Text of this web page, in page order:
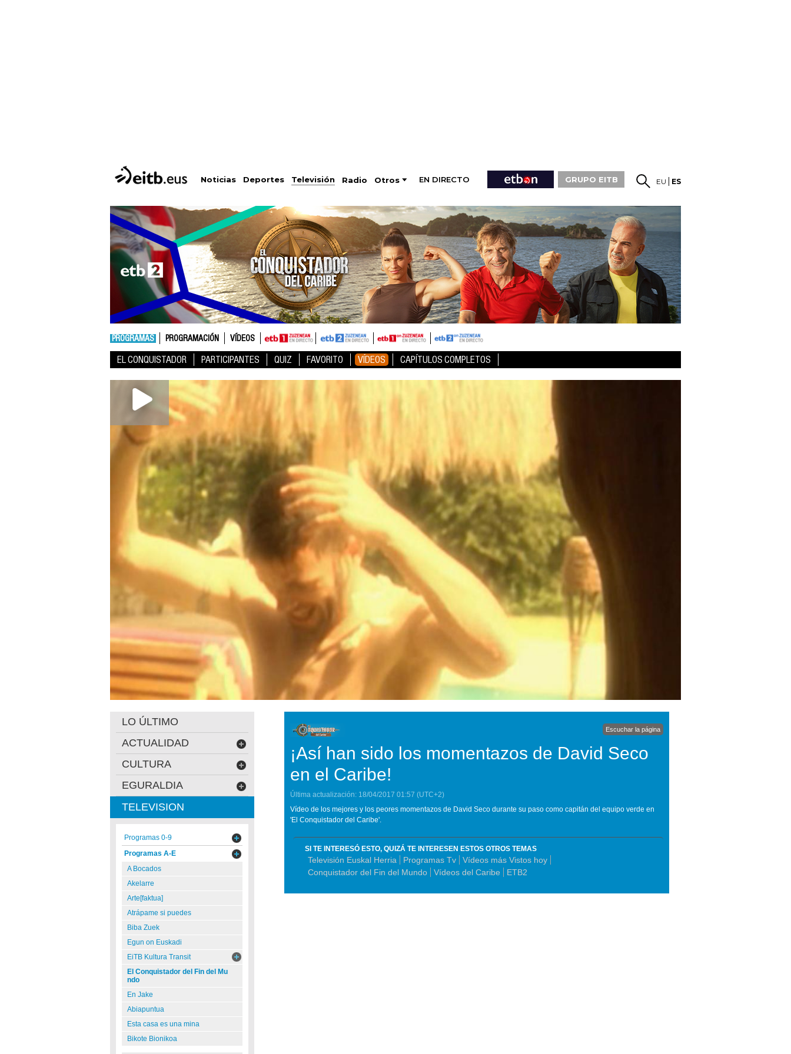
Noticias Deportes Televisión Radio Otros EN DIRECTO GRUPO EITB EU ES
PROGRAMAS PROGRAMACIÓN VÍDEOS
EL CONQUISTADOR PARTICIPANTES QUIZ FAVORITO VÍDEOS CAPÍTULOS COMPLETOS
Escuchar la página
¡Así han sido los momentazos de David Seco
en el Caribe!
Última actualización: 18/04/2017 01:57 (UTC+2)
Vídeo de los mejores y los peores momentazos de David Seco durante su paso como capitán del equipo verde en
'El Conquistador del Caribe'.
SI TE INTERESÓ ESTO, QUIZÁ TE INTERESEN ESTOS OTROS TEMAS
Televisión Euskal Herria Programas Tv
Vídeos más Vistos hoy
Conquistador del Fin del Mundo
Vídeos del Caribe ETB2
LO ÚLTIMO
ACTUALIDAD
CULTURA
EGURALDIA
TELEVISION
Programas 0-9
Programas A-E
A Bocados
Akelarre
Arte[faktua]
Atrápame si puedes
Biba Zuek
Egun on Euskadi
EiTB Kultura Transit
El Conquistador del Fin del Mu
ndo
En Jake
Abiapuntua
Esta casa es una mina
Bikote Bionikoa